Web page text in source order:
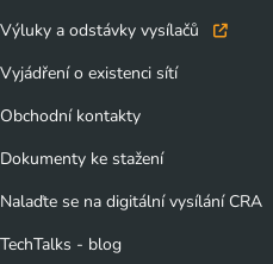
Výluky a odstávky vysílačů
Vyjádření o existenci sítí
Obchodní kontakty
Dokumenty ke stažení
Nalaďte se na digitální vysílání CRA
TechTalks - blog